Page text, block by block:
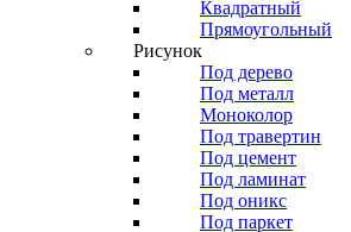
Квадратный
Прямоугольный
Рисунок
Под дерево
Под металл
Моноколор
Под травертин
Под цемент
Под ламинат
Под оникс
Под паркет